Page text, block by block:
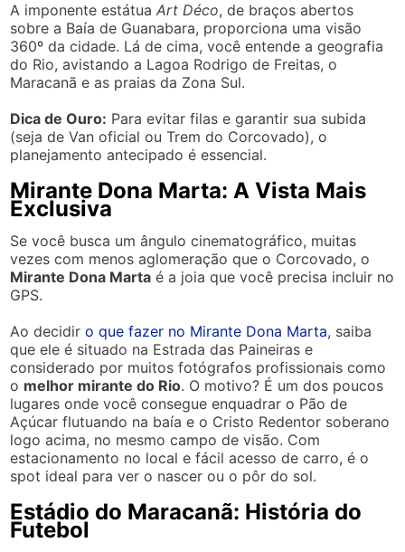
A imponente estátuaArt Déco, de braços abertos
sobre a Baía de Guanabara, proporciona uma visão
360º da cidade. Lá de cima, você entende a geografia
do Rio, avistando a Lagoa Rodrigo de Freitas, o
Maracanã e as praias da Zona Sul.
Dica de Ouro: Para evitar filas e garantir sua subida
(seja de Van oficial ou Trem do Corcovado), o
planejamento antecipado é essencial.
Mirante Dona Marta: A Vista Mais
Exclusiva
Se você busca um ângulo cinematográfico, muitas
vezes com menos aglomeração que o Corcovado, o
Mirante Dona Marta é a joia que você precisa incluir no
GPS.
Ao decidiro que fazer no Mirante Dona Marta, saiba
que ele é situado na Estrada das Paineiras e
considerado por muitos fotógrafos profissionais como
o melhor mirante do Rio. O motivo? É um dos poucos
lugares onde você consegue enquadrar o Pão de
Açúcar flutuando na baía e o Cristo Redentor soberano
logo acima, no mesmo campo de visão. Com
estacionamento no local e fácil acesso de carro, é o
spot ideal para ver o nascer ou o pôr do sol.
Estádio do Maracanã: História do
Futebol